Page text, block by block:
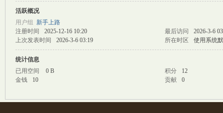
活跃概况
用户组 新手上路
注册时间
2025-12-16 10:20 最后访问
2026-3-6
上次发表时间
2026-3-6 03:19 所在时区 使用系统
统计信息
已用空间
0 B 积分
12
金钱
10 贡献 0